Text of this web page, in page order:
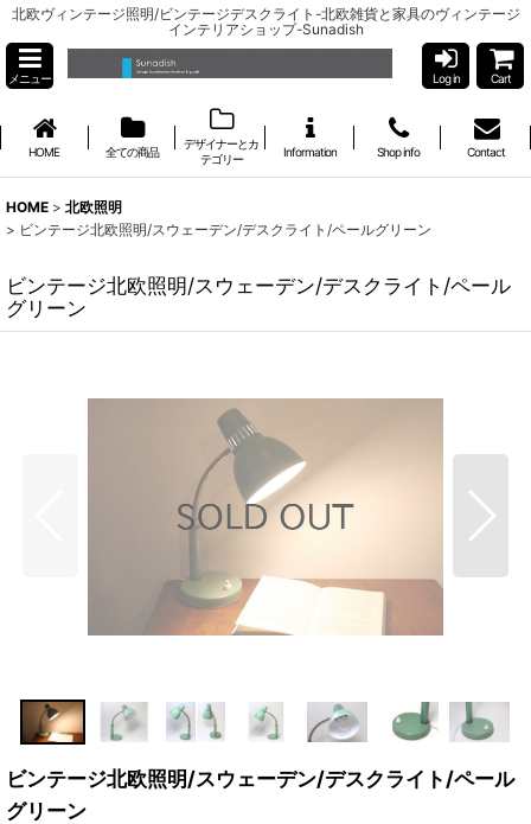
北欧ヴィンテージ照明/ビンテージデスクライト-北欧雑貨と家具のヴィンテージ
インテリアショップ-Sunadish
メニュー Log in Cart
HOME 全ての商品
デザイナーとカ
テゴリー
Information Shop info Contact
HOME > 北欧照明
> ビンテージ北欧照明/スウェーデン/デスクライト/ペールグリーン
ビンテージ北欧照明/スウェーデン/デスクライト/ペール
グリーン
ビンテージ北欧照明/スウェーデン/デスクライト/ペール
グリーン